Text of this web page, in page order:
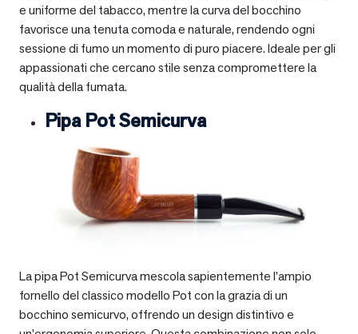
e uniforme del tabacco, mentre la curva del bocchino
favorisce una tenuta comoda e naturale, rendendo ogni
sessione di fumo un momento di puro piacere. Ideale per gli
appassionati che cercano stile senza compromettere la
qualità della fumata.
Pipa Pot Semicurva
La pipa Pot Semicurva mescola sapientemente l’ampio
fornello del classico modello Pot con la grazia di un
bocchino semicurvo, offrendo un design distintivo e